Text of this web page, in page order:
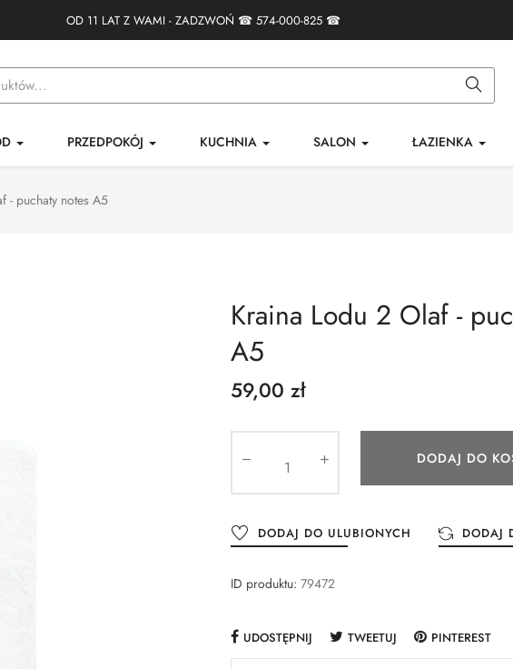
OD 11 LAT Z WAMI - ZADZWOŃ ☎ 574-000-825 ☎
PRZEDPOKÓJ KUCHNIA SALON ŁAZIENKA
- puchaty notes A5
Kraina Lodu 2 Olaf -
A5
59,00 zł
DODAJ DO
DODAJ DO ULUBIONYCH DODAJ
ID produktu: 79472
UDOSTĘPNIJ TWEETUJ PINTEREST